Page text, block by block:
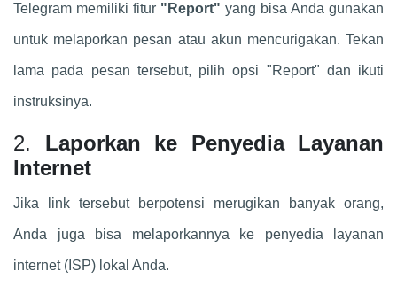
Telegram memiliki fitur "Report" yang bisa Anda gunakan
untuk melaporkan pesan atau akun mencurigakan. Tekan
lama pada pesan tersebut, pilih opsi "Report" dan ikuti
instruksinya.
2. Laporkan ke Penyedia Layanan
Internet
Jika link tersebut berpotensi merugikan banyak orang,
Anda juga bisa melaporkannya ke penyedia layanan
internet (ISP) lokal Anda.